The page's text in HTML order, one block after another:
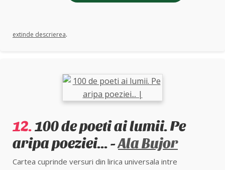
extinde descrierea.
12. 100 de poeti ai lumii. Pe
aripa poeziei... -Ala Bujor
Cartea cuprinde versuri din lirica universala intre